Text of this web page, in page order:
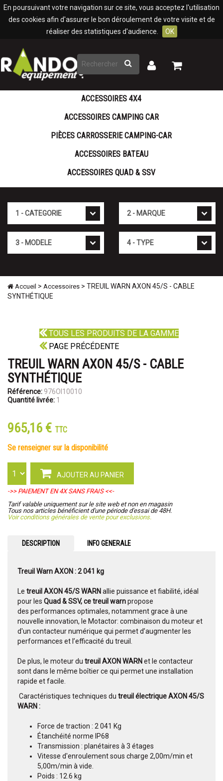
En poursuivant votre navigation sur ce site, vous acceptez l'utilisation
des cookies afin d'assurer le bon déroulement de votre visite et de
réaliser des statistiques d'audience.
OK
Rechercher
Mon
Mon
ACCESSOIRES 4X4
ACCESSOIRES CAMPING CAR
PIÈCES CARROSSERIE CAMPING-CAR
ACCESSOIRES BATEAU
ACCESSOIRES QUAD & SSV
Accueil > Accessoires > TREUIL WARN AXON 45/S - CABLE
SYNTHÉTIQUE
TOUS LES PRODUITS DE LA GAMME
PAGE PRÉCÉDENTE
TREUIL WARN AXON 45/S - CABLE
SYNTHÉTIQUE
Référence: 976OI10010
Quantité livrée: 1
965,16 € TTC
se renseigner sur la disponibilité
AJOUTER AU PANIER
->> PAIEMENT EN 4X SANS FRAIS <<-
Tarif valable uniquement sur le site web et non en magasin
Tous nos articles bénéficient d'une période d'essai de 48H.
Voir conditions générales de vente pour exclusions.
DESCRIPTION INFO GENERALE
Treuil Warn AXON : 2 041 kg
Le treuil AXON 45/S WARN allie puissance et fiabilité, idéal
pour les Quad & SSV, ce treuil warnpropose
des performances optimales, notamment grace à une
nouvelle innovation, le Motactor: combinaison du moteur et
d'un contacteur numérique qui permet d’augmenter les
performances et l’efficacité du treuil.
De plus, le moteur du treuil AXON WARN et le contacteur
sont dans le même boîtier ce qui permet une installation
rapide et facile.
Caractéristiques techniques du treuil électrique AXON 45/S
WARN :
Force de traction : 2 041 Kg
Étanchéité norme IP68
Transmission : planétaires à 3 étages
Vitesse d'enroulement sous charge 2,00m/min et
5,00m/min à vide.
Poids : 12.6 kg
Panneau de gestion des cookies